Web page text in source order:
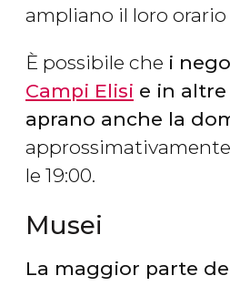
ampliano il loro orario
È possibile che i
Campi Elisi e in altre
aprano anche la
approssimativamente
le 19:00.
Musei
La maggior parte